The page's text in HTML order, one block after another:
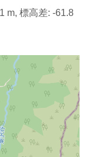
m, 標高差: -61.8